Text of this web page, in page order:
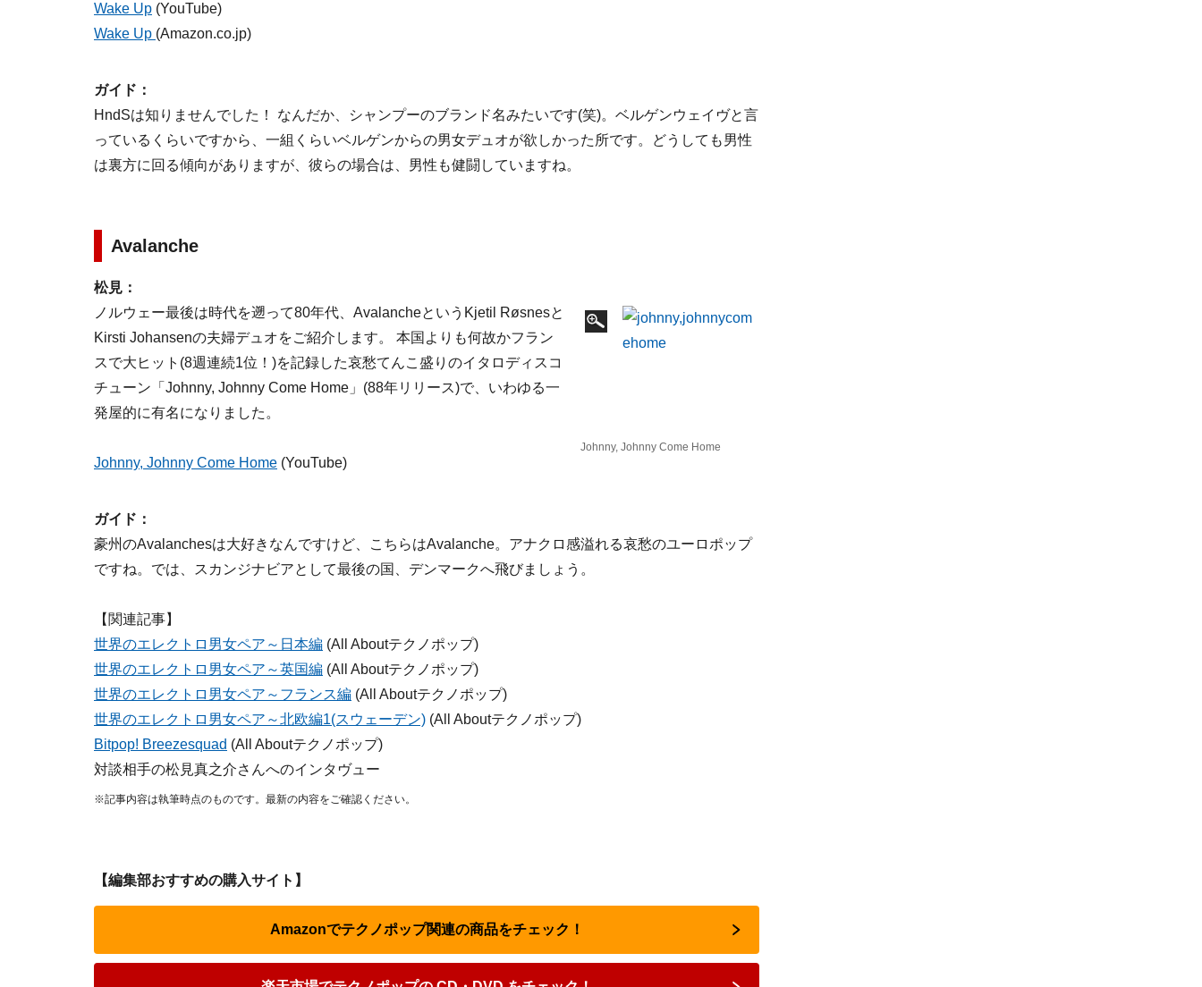
Wake Up (YouTube)
Wake Up (Amazon.co.jp)
ガイド：
HndSは知りませんでした！ なんだか、シャンプーのブランド名みたいです(笑)。ベルゲンウェイヴと言
っているくらいですから、一組くらいベルゲンからの男女デュオが欲しかった所です。どうしても男性
は裏方に回る傾向がありますが、彼らの場合は、男性も健闘していますね。
Avalanche
松見：
Johnny, Johnny Come Home
ノルウェー最後は時代を遡って80年代、AvalancheというKjetil Røsnesと
Kirsti Johansenの夫婦デュオをご紹介します。 本国よりも何故かフラン
スで大ヒット(8週連続1位！)を記録した哀愁てんこ盛りのイタロディスコ
チューン「Johnny, Johnny Come Home」(88年リリース)で、いわゆる一
発屋的に有名になりました。
Johnny, Johnny Come Home (YouTube)
ガイド：
豪州のAvalanchesは大好きなんですけど、こちらはAvalanche。アナクロ感溢れる哀愁のユーロポップ
ですね。では、スカンジナビアとして最後の国、デンマークへ飛びましょう。
【関連記事】
世界のエレクトロ男女ペア～日本編 (All Aboutテクノポップ)
世界のエレクトロ男女ペア～英国編 (All Aboutテクノポップ)
世界のエレクトロ男女ペア～フランス編 (All Aboutテクノポップ)
世界のエレクトロ男女ペア～北欧編1(スウェーデン) (All Aboutテクノポップ)
Bitpop! Breezesquad (All Aboutテクノポップ)
対談相手の松見真之介さんへのインタヴュー
※記事内容は執筆時点のものです。最新の内容をご確認ください。
【編集部おすすめの購入サイト】
Amazonでテクノポップ関連の商品をチェック！